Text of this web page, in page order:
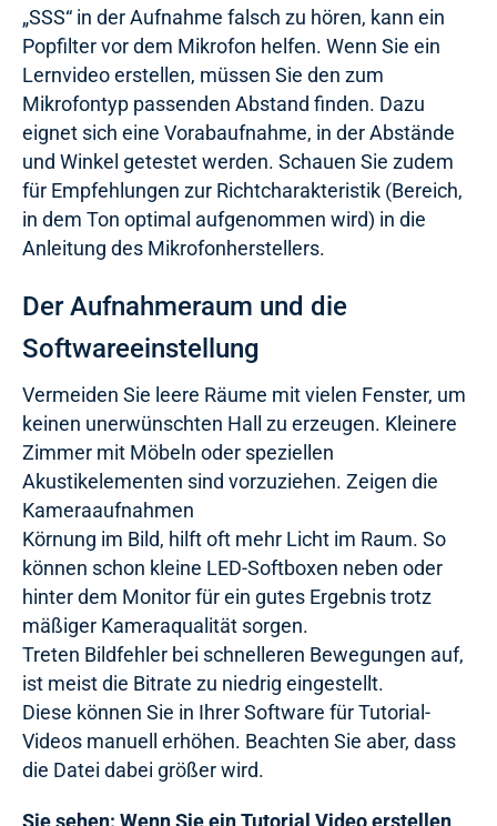
„SSS“ in der Aufnahme falsch zu hören, kann ein
Popfilter vor dem Mikrofon helfen. Wenn Sie ein
Lernvideo erstellen, müssen Sie den zum
Mikrofontyp passenden Abstand finden. Dazu
eignet sich eine Vorabaufnahme, in der Abstände
und Winkel getestet werden. Schauen Sie zudem
für Empfehlungen zur Richtcharakteristik (Bereich,
in dem Ton optimal aufgenommen wird) in die
Anleitung des Mikrofonherstellers.
Der Aufnahmeraum und die
Softwareeinstellung
Vermeiden Sie leere Räume mit vielen Fenster, um
keinen unerwünschten Hall zu erzeugen. Kleinere
Zimmer mit Möbeln oder speziellen
Akustikelementen sind vorzuziehen. Zeigen die
Kameraaufnahmen
Körnung im Bild, hilft oft mehr Licht im Raum. So
können schon kleine LED-Softboxen neben oder
hinter dem Monitor für ein gutes Ergebnis trotz
mäßiger Kameraqualität sorgen.
Treten Bildfehler bei schnelleren Bewegungen auf,
ist meist die Bitrate zu niedrig eingestellt.
Diese können Sie in Ihrer Software für Tutorial-
Videos manuell erhöhen. Beachten Sie aber, dass
die Datei dabei größer wird.
Sie sehen: Wenn Sie ein Tutorial Video erstellen